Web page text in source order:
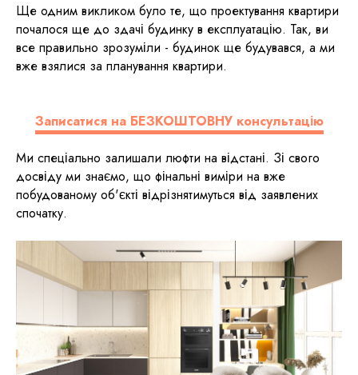
Ще одним викликом було те, що проектування квартири
почалося ще до здачі будинку в експлуатацію. Так, ви
все правильно зрозуміли - будинок ще будувався, а ми
вже взялися за планування квартири.
Записатися на БЕЗКОШТОВНУ консультацію
Ми спеціально залишали люфти на відстані. Зі свого
досвіду ми знаємо, що фінальні виміри на вже
побудованому об'єкті відрізнятимуться від заявлених
спочатку.